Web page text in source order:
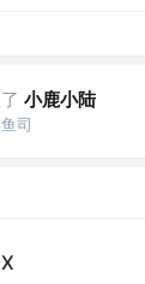
小鹿小陆
司